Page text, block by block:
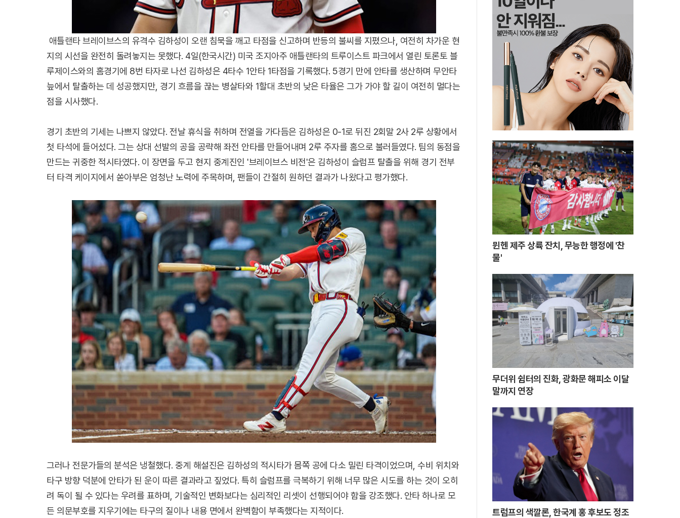
애틀랜타 브레이브스의 유격수 김하성이 오랜 침묵을 깨고 타점을 신고하며 반등의 불씨를 지폈으나, 여전히 차가운 현
지의 시선을 완전히 돌려놓지는 못했다. 4일(한국시간) 미국 조지아주 애틀랜타의 트루이스트 파크에서 열린 토론토 블
루제이스와의 홈경기에 8번 타자로 나선 김하성은 4타수 1안타 1타점을 기록했다. 5경기 만에 안타를 생산하며 무안타
늪에서 탈출하는 데 성공했지만, 경기 흐름을 끊는 병살타와 1할대 초반의 낮은 타율은 그가 가야 할 길이 여전히 멀다는
점을 시사했다.
경기 초반의 기세는 나쁘지 않았다. 전날 휴식을 취하며 전열을 가다듬은 김하성은 0-1로 뒤진 2회말 2사 2루 상황에서
첫 타석에 들어섰다. 그는 상대 선발의 공을 공략해 좌전 안타를 만들어내며 2루 주자를 홈으로 불러들였다. 팀의 동점을
만드는 귀중한 적시타였다. 이 장면을 두고 현지 중계진인 '브레이브스 비전'은 김하성이 슬럼프 탈출을 위해 경기 전부
터 타격 케이지에서 쏟아부은 엄청난 노력에 주목하며, 팬들이 간절히 원하던 결과가 나왔다고 평가했다.
그러나 전문가들의 분석은 냉철했다. 중계 해설진은 김하성의 적시타가 몸쪽 공에 다소 밀린 타격이었으며, 수비 위치와
타구 방향 덕분에 안타가 된 운이 따른 결과라고 짚었다. 특히 슬럼프를 극복하기 위해 너무 많은 시도를 하는 것이 오히
려 독이 될 수 있다는 우려를 표하며, 기술적인 변화보다는 심리적인 리셋이 선행되어야 함을 강조했다. 안타 하나로 모
든 의문부호를 지우기에는 타구의 질이나 내용 면에서 완벽함이 부족했다는 지적이다.
뮌헨 제주 상륙 잔치, 무능한 행정에 '찬
물'
무더위 쉼터의 진화, 광화문 해피소 이달
말까지 연장
트럼프의 색깔론, 한국계 홍 후보도 정조